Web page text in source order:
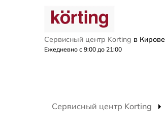
Сервисный центр Korting в Кирове
Ежедневно с 9:00 до 21:00
Сервисный центр Korting